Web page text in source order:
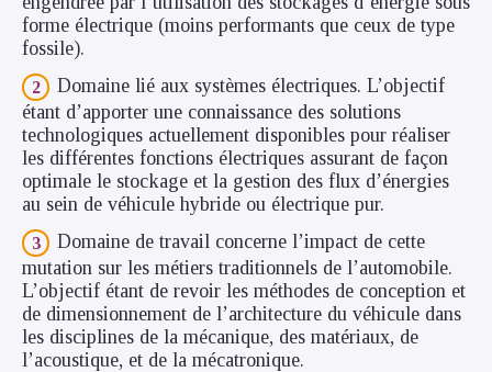
forme électrique (moins performants que ceux de type
fossile).
Domaine lié aux systèmes électriques. L’objectif
étant d’apporter une connaissance des solutions
technologiques actuellement disponibles pour réaliser
les différentes fonctions électriques assurant de façon
optimale le stockage et la gestion des flux d’énergies
au sein de véhicule hybride ou électrique pur.
Domaine de travail concerne l’impact de cette
mutation sur les métiers traditionnels de l’automobile.
L’objectif étant de revoir les méthodes de conception et
de dimensionnement de l’architecture du véhicule dans
les disciplines de la mécanique, des matériaux, de
l’acoustique, et de la mécatronique.